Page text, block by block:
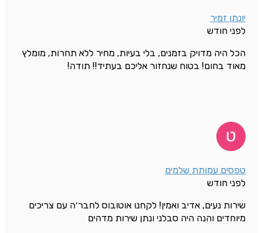
יונתן זמיר
לפני חודש
הכל היה מדויק בזמנים, בלי בעיות, מחיר ללא תחרות, מומלץ
מאוד בחום! בטוח שנחזור אליכם בעתיד!! תודה!
טפסים עמותת שלמים
לפני חודש
שירות נעים, אדיב ואמין! לקחנו אוטובוס לחבר׳ה עם צריכים
מיוחדים והנה היה סבלני ונתן שירות מדהים